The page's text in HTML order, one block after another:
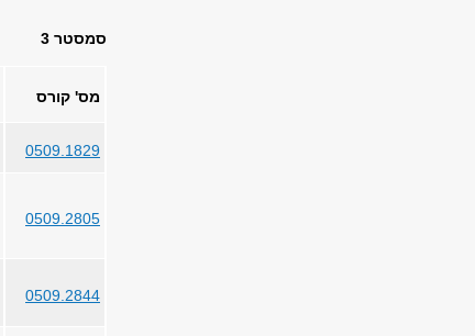
סמסטר 3
מס' קורס
0509.1829
0509.2805
0509.2844